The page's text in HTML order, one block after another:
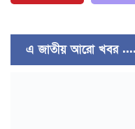
এ জাতীয় আরো খবর ....